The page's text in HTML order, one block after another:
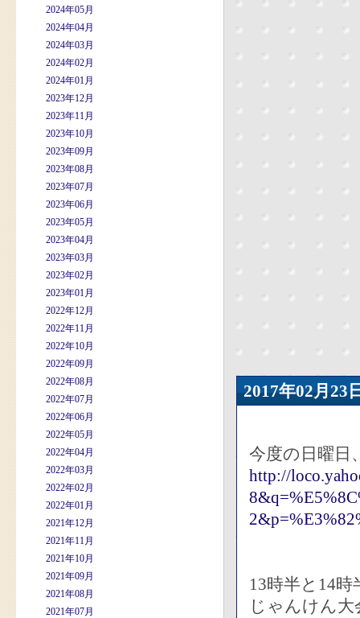
2024年05月
2024年04月
2024年03月
2024年02月
2024年01月
2023年12月
2023年11月
2023年10月
2023年09月
2023年08月
2023年07月
2023年06月
2023年05月
2023年04月
2023年03月
2023年02月
2023年01月
2022年12月
2022年11月
2022年10月
2022年09月
2022年08月
2022年07月
2022年06月
2022年05月
2022年04月
2022年03月
2022年02月
2022年01月
2021年12月
2021年11月
2021年10月
2021年09月
2021年08月
2021年07月
2017年02月
今度の日曜日
http://
13時半と14
じゃんけん